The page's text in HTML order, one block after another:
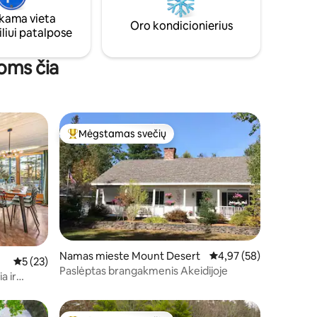
laukine
įkroviklis, visam namui skirtas
generatorius, 1 GB interneto greitis, 2
belaidžiai tinklai (Wi-Fi ir 5G)
vieta
patalpose
Oro kondicionierius
čia
Vidutinis įvertinimas: 5 iš 5, atsiliepimų: 23
5 (23)
ir
Svečių mėgstamiausias
Mėgstamas svečių
Namas mieste Mount Desert Vidutinis įvertinimas:
4,97 (58)
Paslėptas brangakmenis Akeidijoje